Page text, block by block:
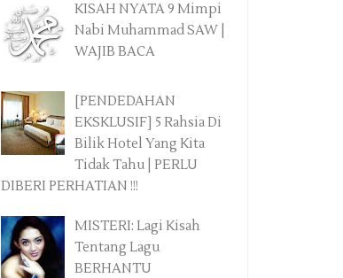
KISAH NYATA 9 Mimpi
Nabi Muhammad SAW |
WAJIB BACA
[PENDEDAHAN
EKSKLUSIF] 5 Rahsia Di
Bilik Hotel Yang Kita
Tidak Tahu | PERLU
DIBERI PERHATIAN !!!
MISTERI: Lagi Kisah
Tentang Lagu
BERHANTU